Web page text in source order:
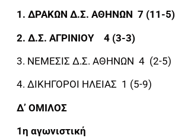
1. ΔΡΑΚΩΝ Δ.Σ. ΑΘΗΝΩΝ 7 (11-5)
2. Δ.Σ. ΑΓΡΙΝΙΟΥ 4 (3-3)
3. ΝΕΜΕΣΙΣ Δ.Σ. ΑΘΗΝΩΝ 4 (2-5)
4. ΔΙΚΗΓΟΡΟΙ ΗΛΕΙΑΣ 1 (5-9)
Δ’ ΟΜΙΛΟΣ
1η αγωνιστική